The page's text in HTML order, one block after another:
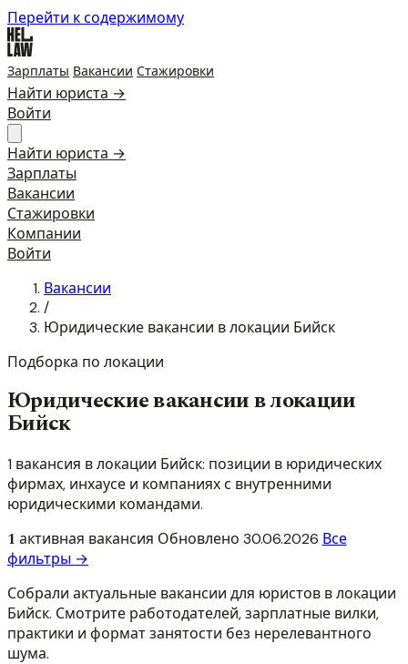
Перейти к содержимому
Зарплаты Вакансии Стажировки
Найти юриста →
Войти
Найти юриста →
Зарплаты
Вакансии
Стажировки
Компании
Войти
Вакансии
/
Юридические вакансии в локации Бийск
Подборка по локации
Юридические вакансии в локации
Бийск
1 вакансия в локации Бийск: позиции в юридических
фирмах, инхаусе и компаниях с внутренними
юридическими командами.
1 активная вакансия Обновлено 30.06.2026 Все
фильтры →
Собрали актуальные вакансии для юристов в локации
Бийск. Смотрите работодателей, зарплатные вилки,
практики и формат занятости без нерелевантного
шума.